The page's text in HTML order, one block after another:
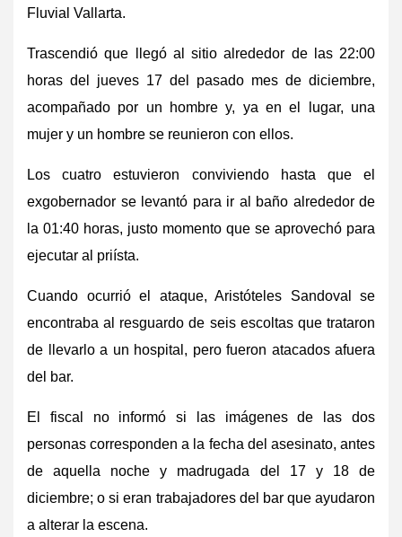
Fluvial Vallarta.
Trascendió que llegó al sitio alrededor de las 22:00
horas del jueves 17 del pasado mes de diciembre,
acompañado por un hombre y, ya en el lugar, una
mujer y un hombre se reunieron con ellos.
Los cuatro estuvieron conviviendo hasta que el
exgobernador se levantó para ir al baño alrededor de
la 01:40 horas, justo momento que se aprovechó para
ejecutar al priísta.
Cuando ocurrió el ataque, Aristóteles Sandoval se
encontraba al resguardo de seis escoltas que trataron
de llevarlo a un hospital, pero fueron atacados afuera
del bar.
El fiscal no informó si las imágenes de las dos
personas corresponden a la fecha del asesinato, antes
de aquella noche y madrugada del 17 y 18 de
diciembre; o si eran trabajadores del bar que ayudaron
a alterar la escena.